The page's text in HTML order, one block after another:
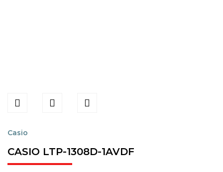
Casio
CASIO LTP-1308D-1AVDF